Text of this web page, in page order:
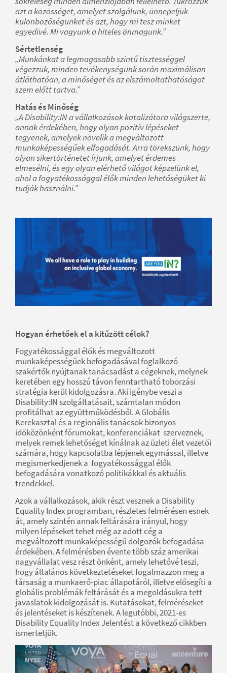
azt a közösséget, amelyet szolgálunk, ünnepeljük
különbözőségünket és azt, hogy mi tesz minket
egyedivé. Mi vagyunk a hiteles önmagunk.”
Sértetlenség
„Munkánkat a legmagasabb szintű tisztességgel
végezzük, minden tevékenységünk során maximálisan
átláthatóan, a minőséget és az elszámoltathatóságot
szem előtt tartva.”
Hatás és Minőség
„A Disability:IN a vállalkozások katalizátora világszerte,
annak érdekében, hogy olyan pozitív lépéseket
tegyenek, amelyek növelik a megváltozott
munkaképességűek elfogadását. Arra törekszünk, hogy
olyan sikertörténetet írjunk, amelyet érdemes
elmesélni, és egy olyan elérhető világot képzelünk el,
ahol a fogyatékossággal élők minden lehetőségüket ki
tudják használni.”
Hogyan érhetőek el a kitűzött célok?
Fogyatékossággal élők és megváltozott
munkaképességűek befogadásával foglalkozó
szakértők nyújtanak tanácsadást a cégeknek, melynek
keretében egy hosszú távon fenntartható toborzási
stratégia kerül kidolgozásra. Aki igénybe veszi a
Disability:IN szolgáltatásait, számtalan módon
profitálhat az együttműködésből. A Globális
Kerekasztal és a regionális tanácsok bizonyos
időközönként fórumokat, konferenciákat szerveznek,
melyek remek lehetőséget kínálnak az üzleti élet vezetői
számára, hogy kapcsolatba lépjenek egymással, illetve
megismerkedjenek a fogyatékossággal élők
befogadására vonatkozó politikákkal és aktuális
trendekkel.
Azok a vállalkozások, akik részt vesznek a Disability
Equality Index programban, részletes felmérésen esnek
át, amely szintén annak feltárására irányul, hogy
milyen lépéseket tehet még az adott cég a
megváltozott munkaképességű dolgozók befogadása
érdekében. A felmérésben évente több száz amerikai
nagyvállalat vesz részt önként, amely lehetővé teszi,
hogy általános következtetéseket fogalmazzon meg a
társaság a munkaerő-piac állapotáról, illetve elősegíti a
globális problémák feltárását és a megoldásukra tett
javaslatok kidolgozását is. Kutatásokat, felméréseket
és jelentéseket is készítenek. A legutóbbi, 2021-es
Disability Equality Index Jelentést a következő cikkben
ismertetjük.